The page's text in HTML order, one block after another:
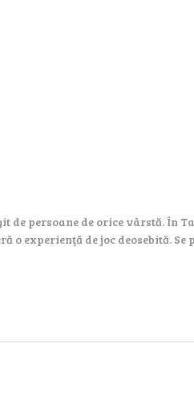
de persoane de orice vârstă. În
experienţă de joc deosebită.